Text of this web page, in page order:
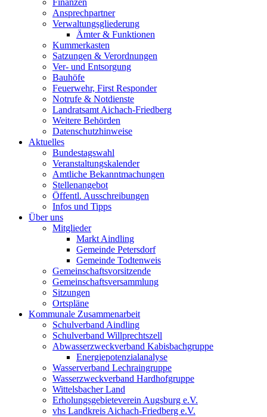
Finanzen
Ansprechpartner
Verwaltungsgliederung
Ämter & Funktionen
Kummerkasten
Satzungen & Verordnungen
Ver- und Entsorgung
Bauhöfe
Feuerwehr, First Responder
Notrufe & Notdienste
Landratsamt Aichach-Friedberg
Weitere Behörden
Datenschutzhinweise
Aktuelles
Bundestagswahl
Veranstaltungskalender
Amtliche Bekanntmachungen
Stellenangebot
Öffentl. Ausschreibungen
Infos und Tipps
Über uns
Mitglieder
Markt Aindling
Gemeinde Petersdorf
Gemeinde Todtenweis
Gemeinschaftsvorsitzende
Gemeinschaftsversammlung
Sitzungen
Ortspläne
Kommunale Zusammenarbeit
Schulverband Aindling
Schulverband Willprechtszell
Abwasserzweckverband Kabisbachgruppe
Energiepotenzialanalyse
Wasserverband Lechraingruppe
Wasserzweckverband Hardhofgruppe
Wittelsbacher Land
Erholungsgebieteverein Augsburg e.V.
vhs Landkreis Aichach-Friedberg e.V.